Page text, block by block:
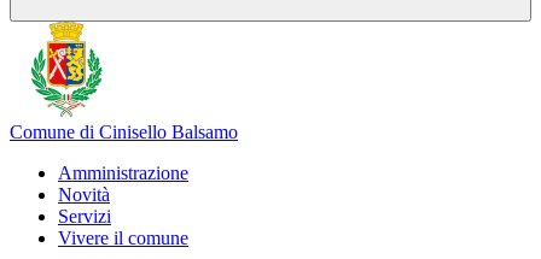
Comune di Cinisello Balsamo
Amministrazione
Novità
Servizi
Vivere il comune